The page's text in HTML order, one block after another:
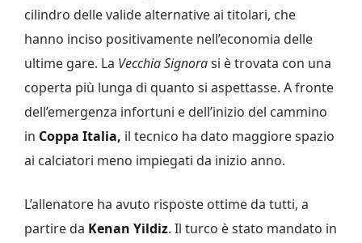
cilindro delle valide alternative ai titolari, che
hanno inciso positivamente nell’economia delle
ultime gare. La Vecchia Signorasi è trovata con una
coperta più lunga di quanto si aspettasse. A fronte
dell’emergenza infortuni e dell’inizio del cammino
in Coppa Italia, il tecnico ha dato maggiore spazio
ai calciatori meno impiegati da inizio anno.
L’allenatore ha avuto risposte ottime da tutti, a
partire da Kenan Yildiz. Il turco è stato mandato in